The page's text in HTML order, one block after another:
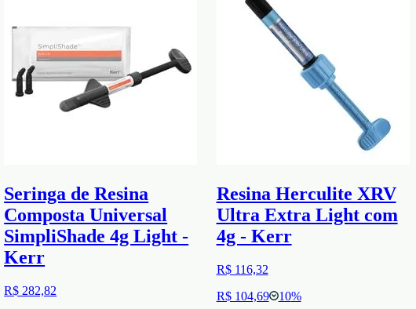
Seringa de Resina
Composta Universal
SimpliShade 4g Light -
Kerr
R$ 282,82
Resina Herculite XRV
Ultra Extra Light com
4g - Kerr
R$ 116,32
R$ 104,69
10%